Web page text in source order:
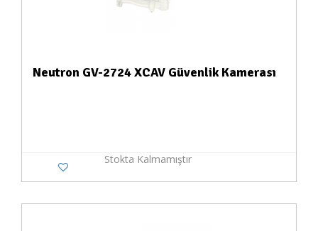
Neutron GV-2724 XCAV Güvenlik Kamerası
Stokta Kalmamıştır